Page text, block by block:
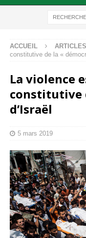
ACCUEIL ARTICLES
constitutive de la «
La violence
constitutive
d’Israël
5 mars 2019